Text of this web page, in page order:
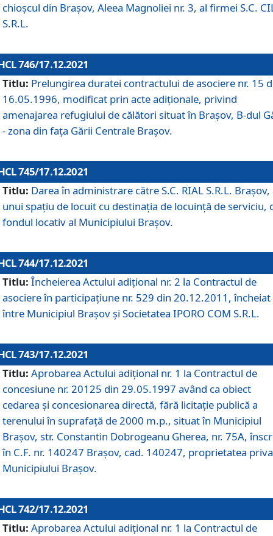
chioșcul din Brașov, Aleea Magnoliei nr. 3, al firmei S.C.
S.R.L.
746/17.12.2021
Titlu: Prelungirea duratei contractului de asociere nr. 15
16.05.1996, modificat prin acte adiționale, privind
amenajarea refugiului de călători situat în Brașov, B-dul
- zona din faţa Gării Centrale Brașov.
745/17.12.2021
Titlu: Darea în administrare către S.C. RIAL S.R.L. Brașov,
unui spațiu de locuit cu destinația de locuință de serviciu,
fondul locativ al Municipiului Brașov.
744/17.12.2021
Titlu: Încheierea Actului adițional nr. 2 la Contractul de
asociere în participațiune nr. 529 din 20.12.2011, încheiat
între Municipiul Brașov și Societatea IPORO COM S.R.L.
743/17.12.2021
Titlu: Aprobarea Actului adiţional nr. 1 la Contractul de
concesiune nr. 20125 din 29.05.1997 având ca obiect
cedarea și concesionarea directă, fără licitație publică a
terenului în suprafață de 2000 m.p., situat în Municipiul
Brașov, str. Constantin Dobrogeanu Gherea, nr. 75A,
în C.F. nr. 140247 Brașov, cad. 140247, proprietatea
Municipiului Brașov.
742/17.12.2021
Titlu: Aprobarea Actului adiţional nr. 1 la Contractul de